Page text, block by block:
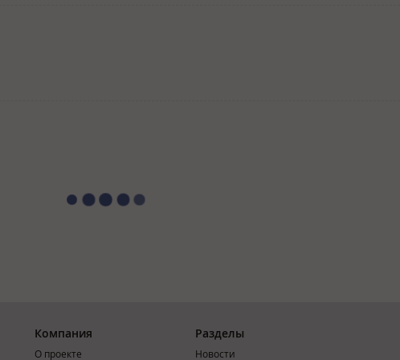
Компания
О проекте
Разделы
Новости